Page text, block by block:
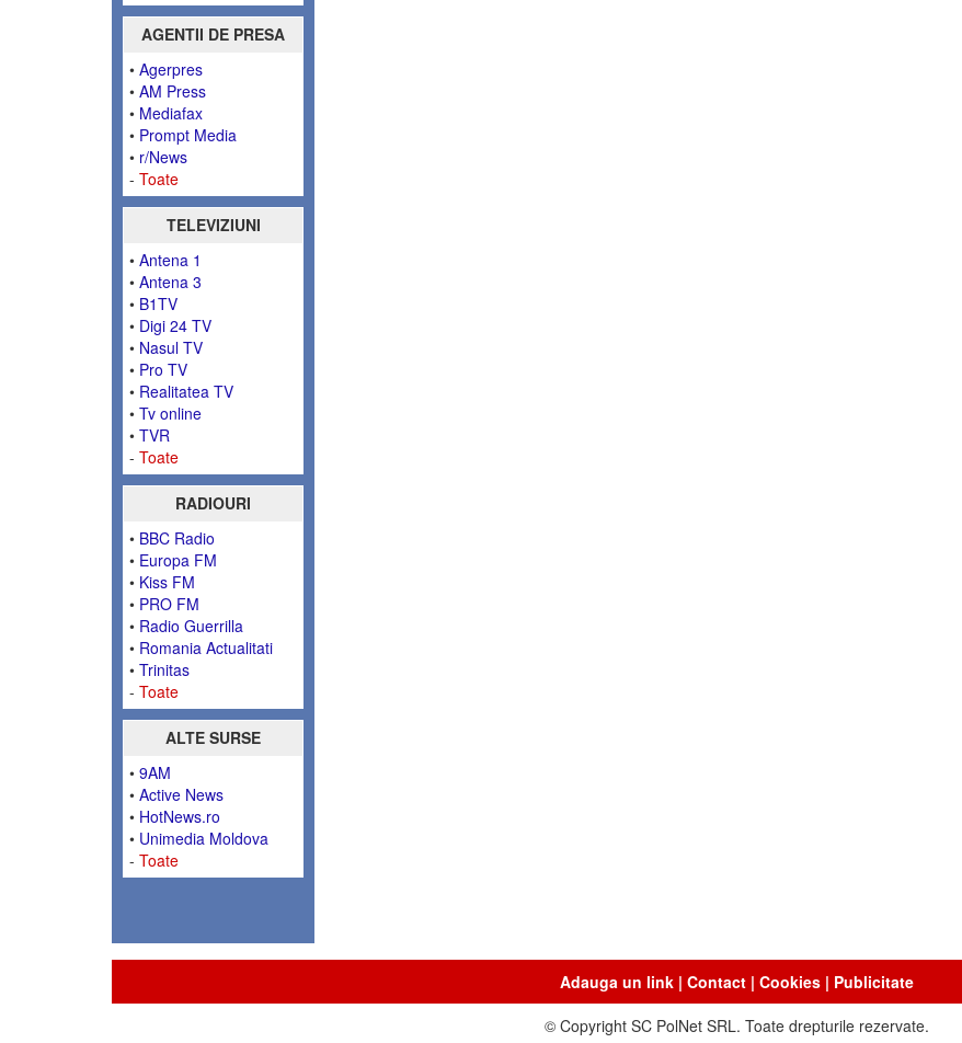
AGENTII DE PRESA
• Agerpres
• AM Press
• Mediafax
• Prompt Media
• r/News
- Toate
TELEVIZIUNI
• Antena 1
• Antena 3
• B1TV
• Digi 24 TV
• Nasul TV
• Pro TV
• Realitatea TV
• Tv online
• TVR
- Toate
RADIOURI
• BBC Radio
• Europa FM
• Kiss FM
• PRO FM
• Radio Guerrilla
• Romania Actualitati
• Trinitas
- Toate
ALTE SURSE
• 9AM
• Active News
• HotNews.ro
• Unimedia Moldova
- Toate
Adauga un link| Contact| Cookies| Publicitate
© Copyright SC PolNet SRL. Toate drepturile rezervate.